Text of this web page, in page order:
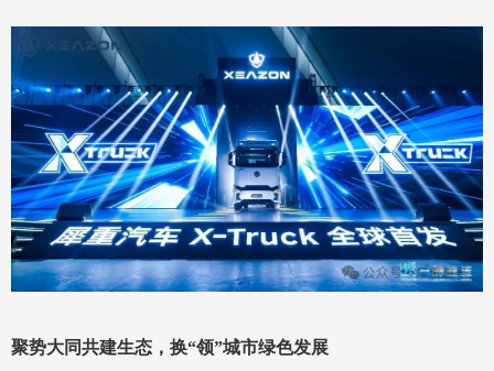
聚势大同共建生态，换“领”城市绿色发展